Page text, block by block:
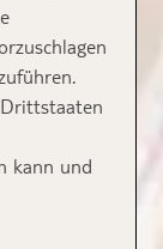
kann und